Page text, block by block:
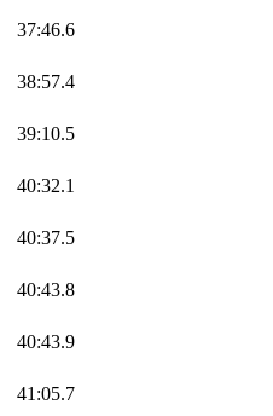
37:46.6
38:57.4
39:10.5
40:32.1
40:37.5
40:43.8
40:43.9
41:05.7